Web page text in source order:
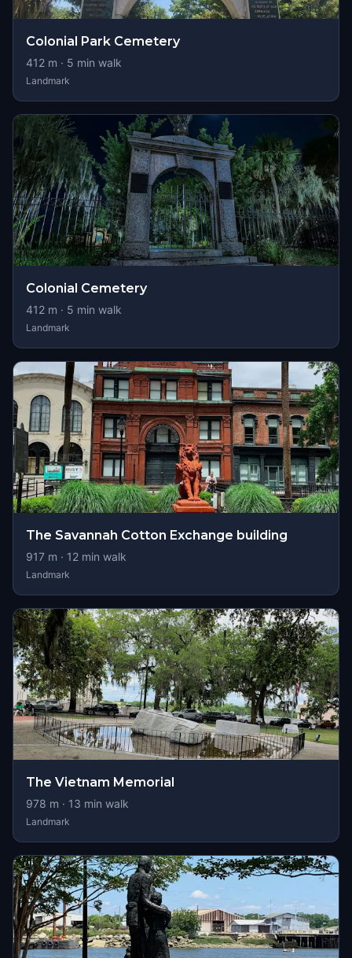
Colonial Park Cemetery
412 m · 5 min walk
Landmark
Colonial Cemetery
412 m · 5 min walk
Landmark
The Savannah Cotton Exchange building
917 m · 12 min walk
Landmark
The Vietnam Memorial
978 m · 13 min walk
Landmark